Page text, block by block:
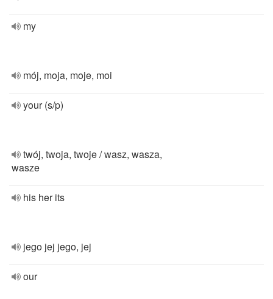
my
mój, moja, moje, moi
your (s/p)
twój, twoja, twoje / wasz, wasza,
wasze
his her its
jego jej jego, jej
our